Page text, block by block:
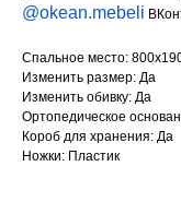
@okean.mebeli
Спальное место:
Изменить размер: Да
Изменить обивку: Да
Ортопедическое
Короб для хранения: Да
Ножки: Пластик